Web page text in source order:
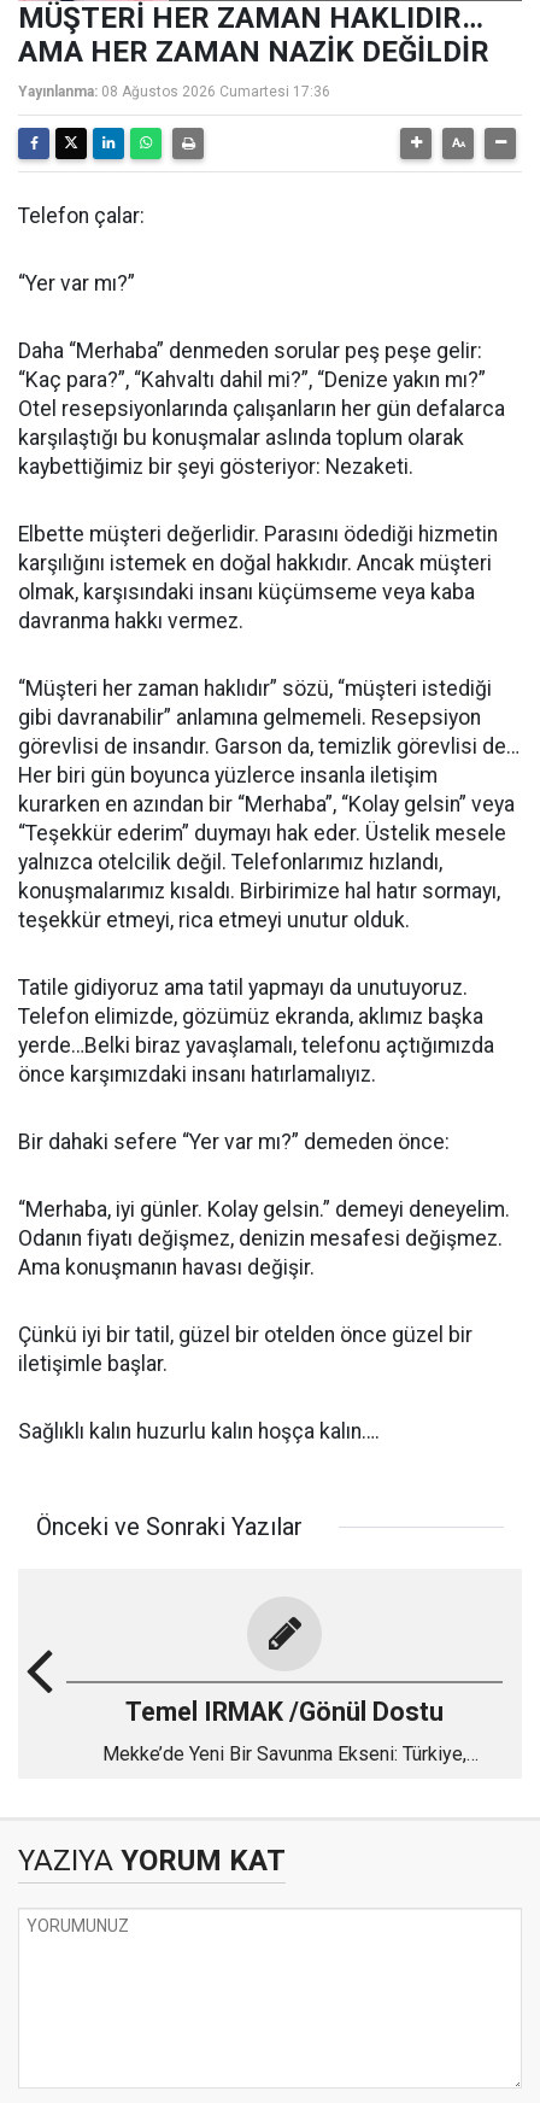
MÜŞTERİ HER ZAMAN HAKLIDIR…
AMA HER ZAMAN NAZİK DEĞİLDİR
Yayınlanma: 08 Ağustos 2026 Cumartesi 17:36
Telefon çalar:
“Yer var mı?”
Daha “Merhaba” denmeden sorular peş peşe gelir:
“Kaç para?”, “Kahvaltı dahil mi?”, “Denize yakın mı?”
Otel resepsiyonlarında çalışanların her gün defalarca
karşılaştığı bu konuşmalar aslında toplum olarak
kaybettiğimiz bir şeyi gösteriyor: Nezaketi.
Elbette müşteri değerlidir. Parasını ödediği hizmetin
karşılığını istemek en doğal hakkıdır. Ancak müşteri
olmak, karşısındaki insanı küçümseme veya kaba
davranma hakkı vermez.
“Müşteri her zaman haklıdır” sözü, “müşteri istediği
gibi davranabilir” anlamına gelmemeli. Resepsiyon
görevlisi de insandır. Garson da, temizlik görevlisi de…
Her biri gün boyunca yüzlerce insanla iletişim
kurarken en azından bir “Merhaba”, “Kolay gelsin” veya
“Teşekkür ederim” duymayı hak eder. Üstelik mesele
yalnızca otelcilik değil. Telefonlarımız hızlandı,
konuşmalarımız kısaldı. Birbirimize hal hatır sormayı,
teşekkür etmeyi, rica etmeyi unutur olduk.
Tatile gidiyoruz ama tatil yapmayı da unutuyoruz.
Telefon elimizde, gözümüz ekranda, aklımız başka
yerde…Belki biraz yavaşlamalı, telefonu açtığımızda
önce karşımızdaki insanı hatırlamalıyız.
Bir dahaki sefere “Yer var mı?” demeden önce:
“Merhaba, iyi günler. Kolay gelsin.” demeyi deneyelim.
Odanın fiyatı değişmez, denizin mesafesi değişmez.
Ama konuşmanın havası değişir.
Çünkü iyi bir tatil, güzel bir otelden önce güzel bir
iletişimle başlar.
Sağlıklı kalın huzurlu kalın hoşça kalın….
Önceki ve Sonraki Yazılar
Temel IRMAK /Gönül Dostu
Mekke’de Yeni Bir Savunma Ekseni: Türkiye,
YAZIYA YORUM KAT